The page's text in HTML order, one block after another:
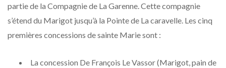
partie de la Compagnie de La Garenne. Cette compagnie
s’étend du Marigot jusqu’à la Pointe de La caravelle. Les cinq
premières concessions de sainte Marie sont :
La concession De François Le Vassor (Marigot, pain de